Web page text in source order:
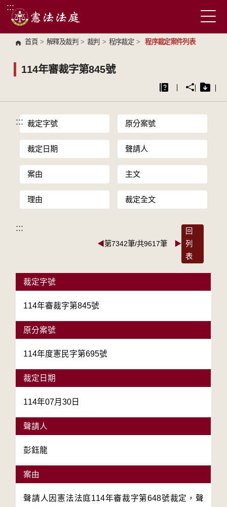
跳到主要內容區塊
:::
首頁 > 解釋及裁判 > 裁判 > 程序裁定 > 程序裁定案件列表
114年審裁字第845號
::: 裁定字號 原分案號
裁定日期 聲請人
案由 主文
理由 裁定全文
:::
◀第7342筆/共9617筆 ▶
回
列
表
裁定字號
114年審裁字第845號
原分案號
114年度憲民字第695號
裁定日期
114年07月30日
聲請人
彭鈺龍
案由
聲請人因憲法法庭114年審裁字第648號裁定，聲